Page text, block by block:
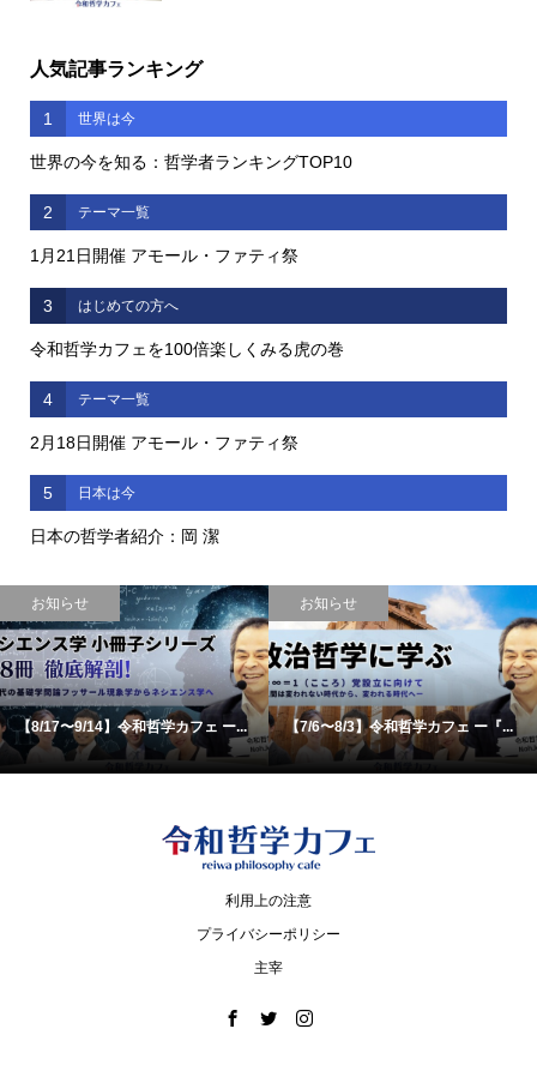
人気記事ランキング
1 世界は今
世界の今を知る：哲学者ランキングTOP10
2 テーマ一覧
1月21日開催 アモール・ファティ祭
3 はじめての方へ
令和哲学カフェを100倍楽しくみる虎の巻
4 テーマ一覧
2月18日開催 アモール・ファティ祭
5 日本は今
日本の哲学者紹介：岡 潔
お知らせ
【8/17〜9/14】令和哲学カフェ ー...
お知らせ
【7/6〜8/3】令和哲学カフェ ー『...
利用上の注意
プライバシーポリシー
主宰